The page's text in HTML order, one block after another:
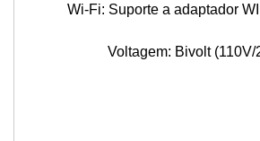
Wi-Fi: Suporte a adaptador
Voltagem: Bivolt (110V/